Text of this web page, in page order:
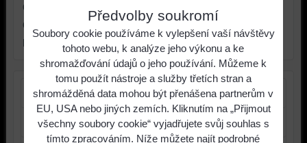
CPU:
OS:
Hmotnost:
1,5-2
Dotaz
Má tento notebook Force Touch?
Předvolby soukromí
Soubory cookie používáme k vylepšení vaší návštěvy
tohoto webu, k analýze jeho výkonu a ke
shromažďování údajů o jeho používání. Můžeme k
tomu použít nástroje a služby třetích stran a
shromážděná data mohou být přenášena partnerům v
EU, USA nebo jiných zemích. Kliknutím na „Přijmout
všechny soubory cookie“ vyjadřujete svůj souhlas s
tímto zpracováním. Níže můžete najít podrobné